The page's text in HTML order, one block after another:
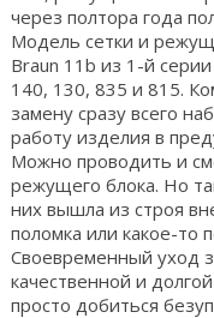
через полтора года
Модель сетки и
Braun 11b из 1-й
140, 130, 835 и 815.
замену сразу всего
работу изделия в
Можно проводить и
режущего блока. Но
них вышла из строя
поломка или какое-то
Своевременный уход
качественной и
просто добиться